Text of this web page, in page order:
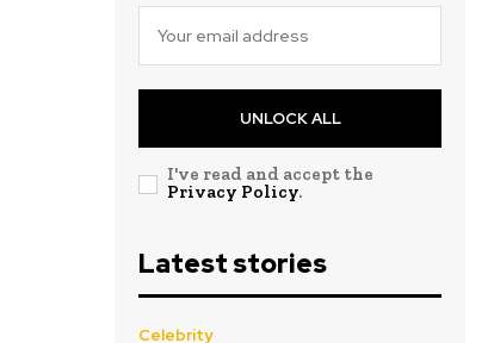
UNLOCK ALL
I've read and accept the
Privacy Policy.
Latest stories
Celebrity